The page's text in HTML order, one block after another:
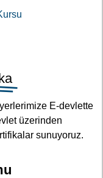
E-devlette
üzerinden
sunuyoruz.